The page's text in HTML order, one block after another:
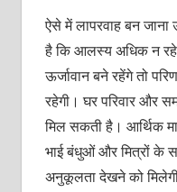
ऐसे में लापरवाह बन जाना
है कि आलस्य अधिक न
ऊर्जावान बने रहेंगे तो
रहेगी। घर परिवार और
मिल सकती है। आर्थिक
भाई बंधुओं और मित्रों के
अनुकूलता देखने को